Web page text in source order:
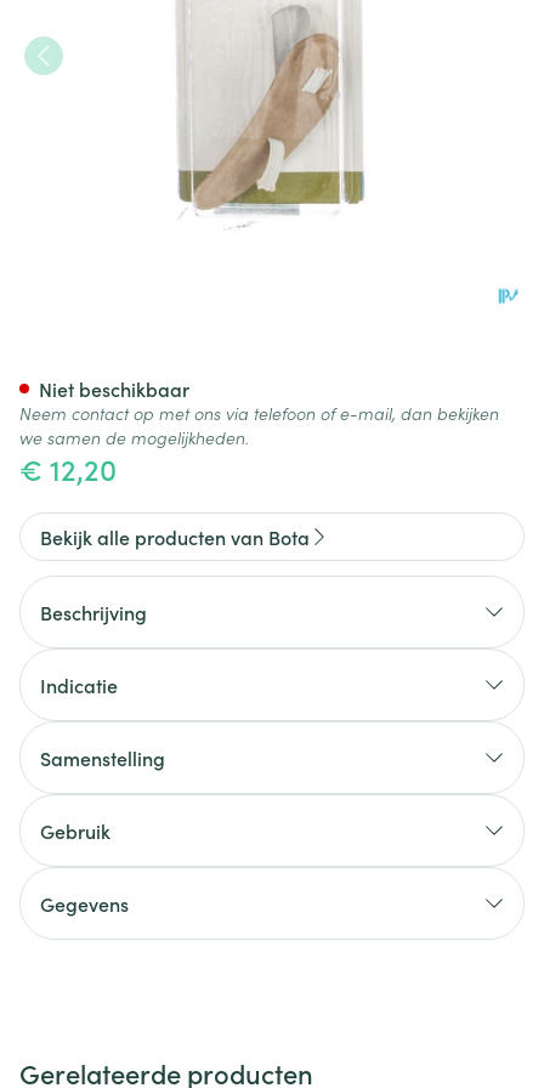
€ 12,20
Niet beschikbaar
Neem contact op met ons via telefoon of e-mail, dan bekijken
we samen de mogelijkheden.
Bekijk alle producten van Bota
Beschrijving
Indicatie
Samenstelling
Gebruik
Gegevens
Gerelateerde producten